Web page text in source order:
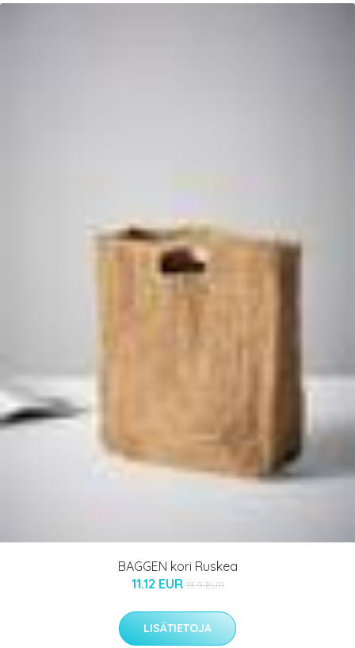
BAGGEN kori Ruskea
11.12 EUR 13.9 EUR
LISÄTIETOJA